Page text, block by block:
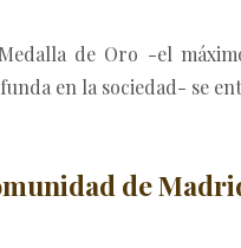
de Oro -el
en la sociedad- se
de